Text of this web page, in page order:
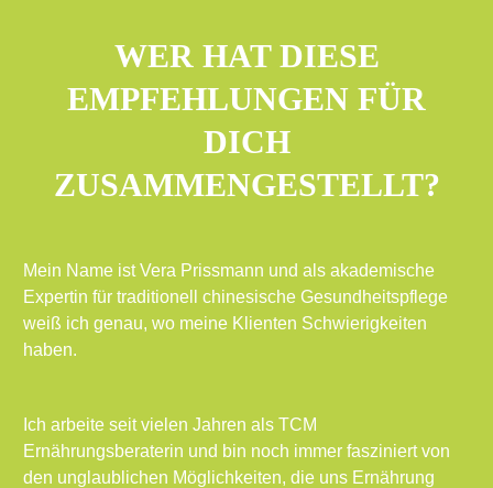
WER HAT DIESE
EMPFEHLUNGEN FÜR
DICH
ZUSAMMENGESTELLT?
Mein Name ist Vera Prissmann und als akademische
Expertin für traditionell chinesische Gesundheitspflege
weiß ich genau, wo meine Klienten Schwierigkeiten
haben.
Ich arbeite seit vielen Jahren als TCM
Ernährungsberaterin und bin noch immer fasziniert von
den unglaublichen Möglichkeiten, die uns Ernährung